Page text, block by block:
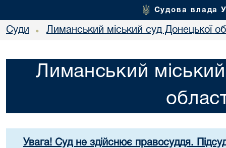
Судова влада
Суди • Лиманський міський суд Донецької
Лиманський
Увага! Суд не здійснює правосуддя.